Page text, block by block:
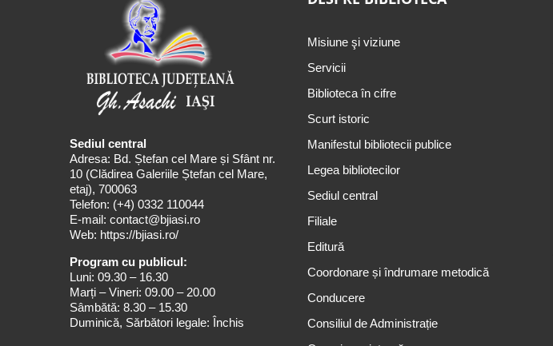
Sediul central
Adresa: Bd. Ștefan cel Mare și Sfânt nr.
10 (Clădirea Galeriile Ștefan cel Mare,
etaj), 700063
Telefon: (+4) 0332 110044
E-mail: contact@bjiasi.ro
Web: https://bjiasi.ro/
Program cu publicul:
Luni: 09.30 – 16.30
Marți – Vineri: 09.00 – 20.00
Sâmbătă: 8.30 – 15.30
Duminică, Sărbători legale: Închis
Misiune şi viziune
Servicii
Biblioteca în cifre
Scurt istoric
Manifestul bibliotecii publice
Legea bibliotecilor
Sediul central
Filiale
Editură
Coordonare și îndrumare metodică
Conducere
Consiliul de Administrație